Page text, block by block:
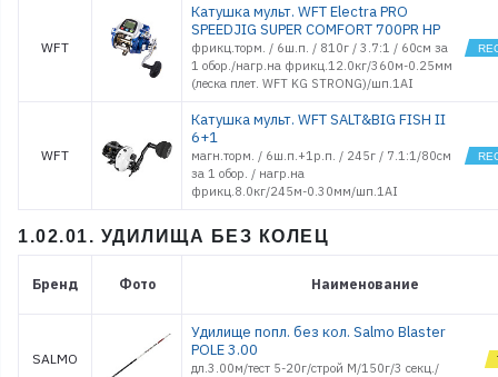
WFT
Катушка мульт. WFT Electra PRO
SPEEDJIG SUPER COMFORT 700PR HP
фрикц.торм. / 6ш.п. / 810г / 3.7:1 / 60см за
1 обор./нагр.на фрикц.12.0кг/360м-0.25мм
(леска плет. WFT KG STRONG)/шп.1AI
WFT
Катушка мульт. WFT SALT&BIG FISH II
6+1
магн.торм. / 6ш.п.+1р.п. / 245г / 7.1:1/80см
за 1 обор. / нагр.на
фрикц.8.0кг/245м-0.30мм/шп.1AI
1.02.01. УДИЛИЩА БЕЗ КОЛЕЦ
Бренд Фото Наименование
SALMO
Удилище попл. без кол. Salmo Blaster
POLE 3.00
дл.3.00м/тест 5-20г/строй M/150г/3 секц./